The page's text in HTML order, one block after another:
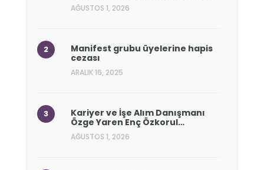
AĞUSTOS 1, 2026
Manifest grubu üyelerine hapis
cezası
ARALIK 16, 2025
Kariyer ve İşe Alım Danışmanı
Özge Yaren Enç Özkorul…
AĞUSTOS 1, 2026